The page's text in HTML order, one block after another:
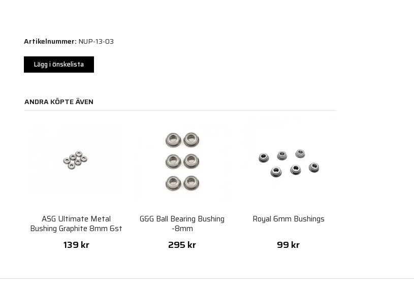
Artikelnummer: NUP-13-03
Lägg i önskelista
ANDRA KÖPTE ÄVEN
ASG Ultimate Metal
Bushing Graphite 8mm 6st
139 kr
G&G Ball Bearing Bushing
-8mm
295 kr
Royal 6mm Bushings
99 kr